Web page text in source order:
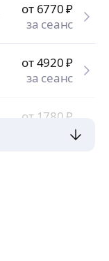
от 6770₽
за сеанс
от 4920₽
за сеанс
от 1780₽
за сеанс